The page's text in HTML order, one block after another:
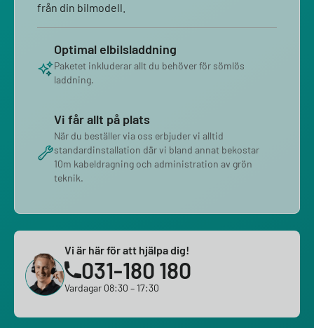
från din bilmodell.
Optimal elbilsladdning
Paketet inkluderar allt du behöver för sömlös
laddning.
Vi får allt på plats
När du beställer via oss erbjuder vi alltid
standardinstallation där vi bland annat bekostar
10m kabeldragning och administration av grön
teknik.
Vi är här för att hjälpa dig!
031-180 180
Vardagar 08:30 – 17:30